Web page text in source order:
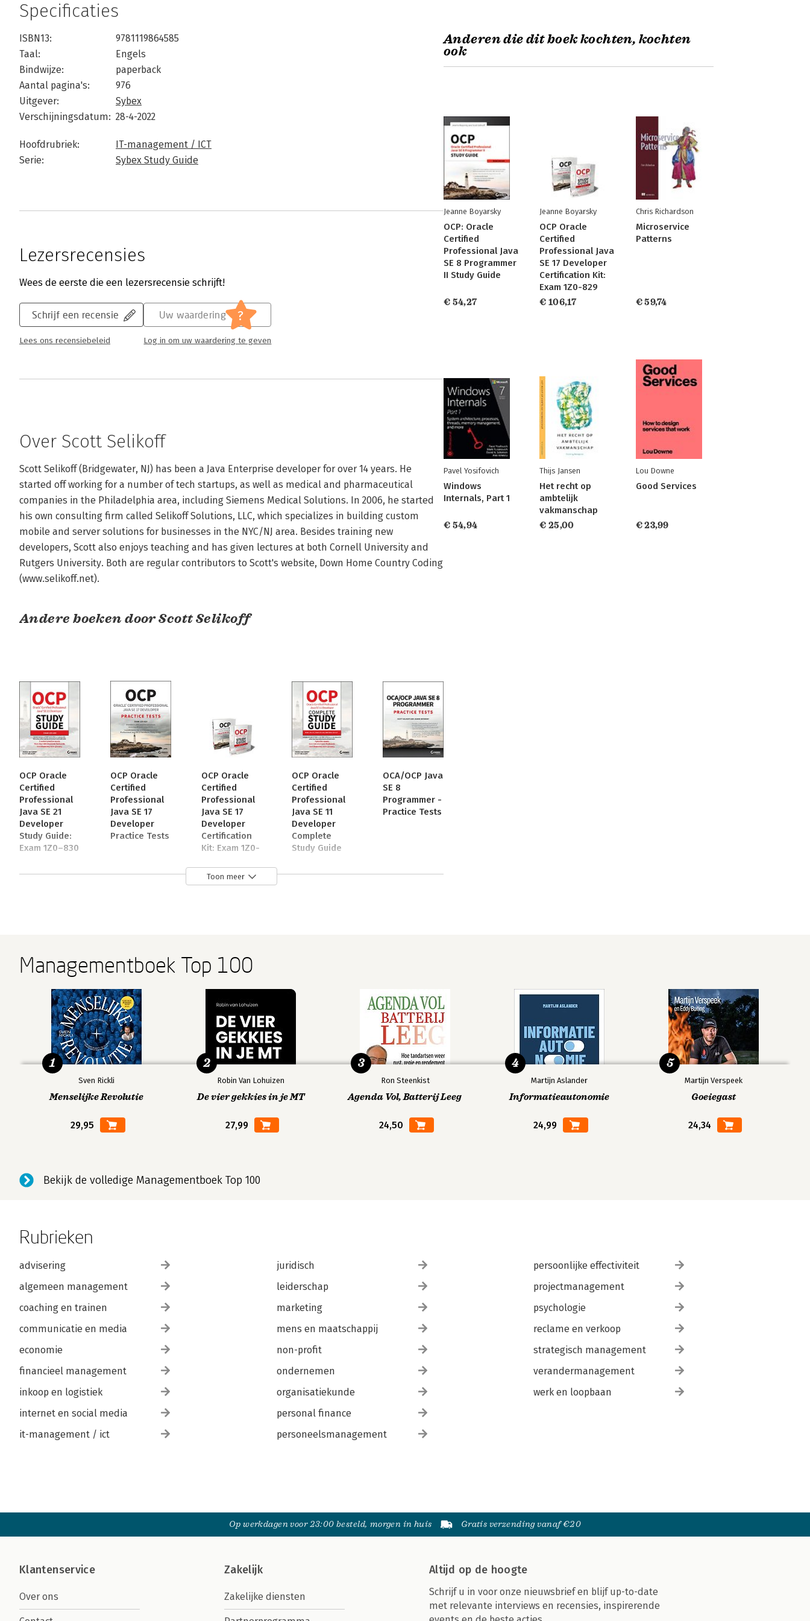
Specificaties
ISBN13:
9781119864585
Taal:
Engels
Bindwijze:
paperback
Aantal pagina's:
976
Uitgever:
Sybex
Verschijningsdatum: 28-4-2022
Hoofdrubriek:
IT-management / ICT
Serie:
Sybex Study Guide
Lezersrecensies
Wees de eerste die een lezersrecensie schrijft!
Schrijf een recensie
Lees ons recensiebeleid
Uw waardering ?
Log in om uw waardering te geven
Over Scott Selikoff
Scott Selikoff (Bridgewater, NJ) has been a Java Enterprise developer for over 14 years. He
started off working for a number of tech startups, as well as medical and pharmaceutical
companies in the Philadelphia area, including Siemens Medical Solutions. In 2006, he started
his own consulting firm called Selikoff Solutions, LLC, which specializes in building custom
mobile and server solutions for businesses in the NYC/NJ area. Besides training new
developers, Scott also enjoys teaching and has given lectures at both Cornell University and
Rutgers University. Both are regular contributors to Scott's website, Down Home Country Coding
(www.selikoff.net).
Andere boeken door Scott Selikoff
OCP Oracle
Certified
Professional
Java SE 21
Developer
Study Guide:
Exam 1Z0–830
OCP Oracle
Certified
Professional
Java SE 17
Developer
Practice Tests
OCP Oracle
Certified
Professional
Java SE 17
Developer
Certification
Kit: Exam 1Z0-
OCP Oracle
Certified
Professional
Java SE 11
Developer
Complete
Study Guide
OCA/OCP Java
SE 8
Programmer -
Practice Tests
developer for a major bank for more than 18 years. She is a senior moderator at CodeRanch,
robotics team.
Andere boeken door Jeanne Boyarsky
Bekijk alle boeken
Toon meer
Anderen die dit boek kochten, kochten
ook
Jeanne Boyarsky
OCP: Oracle
Certified
Professional Java
SE 8 Programmer
II Study Guide
€ 54,27
Jeanne Boyarsky
OCP Oracle
Certified
Professional Java
SE 17 Developer
Certification Kit:
Exam 1Z0-829
€ 106,17
Chris Richardson
Microservice
Patterns
€ 59,74
Pavel Yosifovich
Windows
Internals, Part 1
€ 54,94
Thijs Jansen
Het recht op
ambtelijk
vakmanschap
€ 25,00
Lou Downe
Good Services
€ 23,99
Managementboek Top 100
Sven Rickli
Menselijke Revolutie
29,95
1
Robin Van Lohuizen
De vier gekkies in je MT
27,99
2
Ron Steenkist
Agenda Vol, Batterij Leeg
24,50
3
Martijn Aslander
Informatieautonomie
24,99
4
Martijn Verspeek
Goeiegast
24,34
5
Bekijk de volledige Managementboek Top 100
Rubrieken
advisering
algemeen management
coaching en trainen
communicatie en media
economie
financieel management
inkoop en logistiek
internet en social media
it-management / ict
juridisch
leiderschap
marketing
mens en maatschappij
non-profit
ondernemen
organisatiekunde
personal finance
personeelsmanagement
persoonlijke effectiviteit
projectmanagement
psychologie
reclame en verkoop
strategisch management
verandermanagement
werk en loopbaan
Op werkdagen voor 23:00 besteld, morgen in huis Gratis verzending vanaf €20
Klantenservice
Over ons
Zakelijk
Zakelijke diensten
Altijd op de hoogte
Schrijf u in voor onze nieuwsbrief en blijf up-to-date
met relevante interviews en recensies, inspirerende